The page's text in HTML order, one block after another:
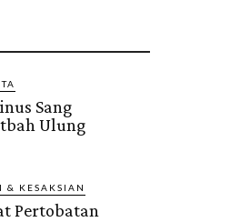
Sang
Ulung
& KESAKSIAN
Pertobatan